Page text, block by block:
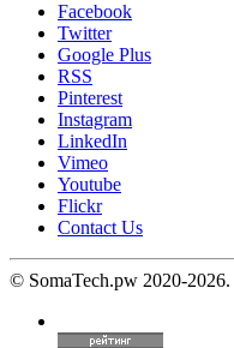
Facebook
Twitter
Google Plus
RSS
Pinterest
Instagram
LinkedIn
Vimeo
Youtube
Flickr
Contact Us
© SomaTech.pw 2020-2026.